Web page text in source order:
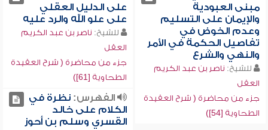
مبنى العبودية
والإيمان على التسليم
وعدم الخوض في
تفاصيل الحكمة في الأمر
والنهي والشرع
للشيخ: ناصر بن عبد الكريم
العقل
جزء من محاضرة ( شرح العقيدة
الطحاوية [54])
على الدليل العقلي
على علو الله والرد عليه
للشيخ: ناصر بن عبد الكريم
العقل
جزء من محاضرة ( شرح العقيدة
الطحاوية [61])
الفهرس:نظرة في
الكلام على خالد
القسري وسلم بن أحوز